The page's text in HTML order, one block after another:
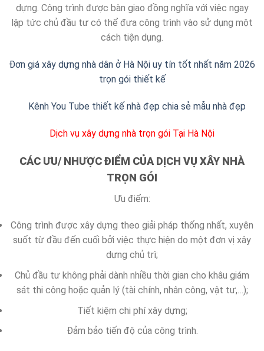
dựng. Công trình được bàn giao đồng nghĩa với việc ngay
lập tức chủ đầu tư có thể đưa công trình vào sử dụng một
cách tiện dụng.
Đơn giá xây dựng nhà dân ở Hà Nội uy tín tốt nhất năm 2026
trọn gói thiết kế
Kênh You Tube thiết kế nhà đẹp chia sẻ mẫu nhà đẹp
Dịch vụ xây dựng nhà trọn gói Tại Hà Nội
CÁC ƯU/ NHƯỢC ĐIỂM CỦA DỊCH VỤ XÂY NHÀ
TRỌN GÓI
Ưu điểm:
Công trình được xây dựng theo giải pháp thống nhất, xuyên
suốt từ đầu đến cuối bởi việc thực hiện do một đơn vị xây
dựng chủ trì;
Chủ đầu tư không phải dành nhiều thời gian cho khâu giám
sát thi công hoặc quản lý (tài chính, nhân công, vật tư,…);
Tiết kiệm chi phí xây dựng;
Đảm bảo tiến độ của công trình.